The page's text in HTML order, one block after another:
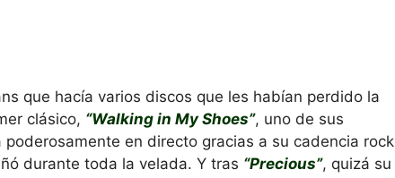
que hacía varios discos que les habían perdido la
clásico, “Walking in My Shoes”, uno de sus
en directo gracias a su cadencia rock
durante toda la velada. Y tras “Precious”, quizá su